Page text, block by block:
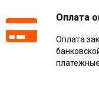
Оплата
Оплата